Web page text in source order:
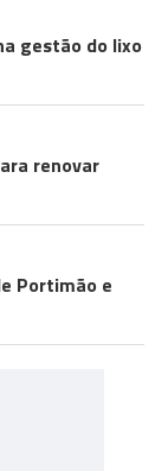
gestão do lixo
renovar
Portimão e